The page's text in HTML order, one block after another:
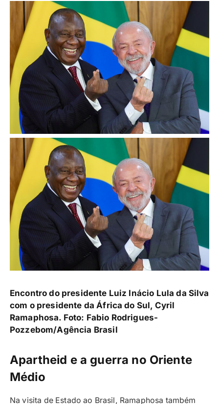
Encontro do presidente Luiz Inácio Lula da Silva
com o presidente da África do Sul, Cyril
Ramaphosa. Foto: Fabio Rodrigues-
Pozzebom/Agência Brasil
Apartheid e a guerra no Oriente
Médio
Na visita de Estado ao Brasil, Ramaphosa também